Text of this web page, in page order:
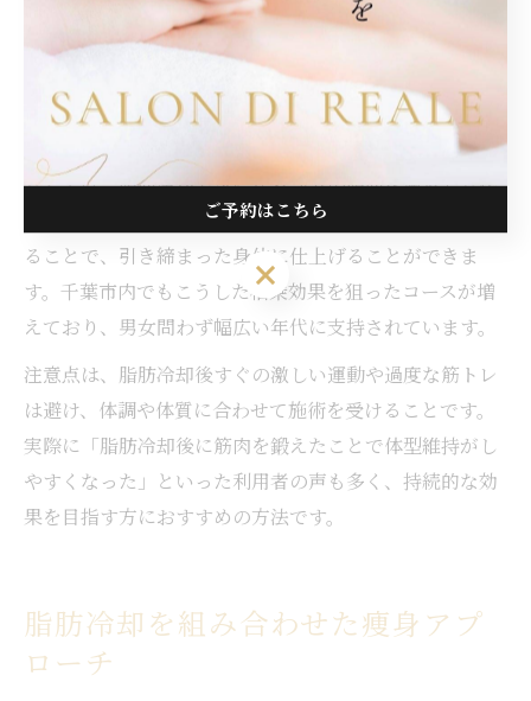
脂肪冷却は脂肪細胞のみを冷却し、体外へ排出を促すこ
とでリバウンドしにくい体づくりに貢献します。この施
術と筋肉強化メニューを組み合わせることで、より美し
いボディラインを目指すことが可能です。
たとえば、脂肪冷却で気になる部分の脂肪を減らした後
に、EMS（電気刺激）やラジオ派で筋肉を刺激・強化す
ることで、引き締まった身体に仕上げることができま
す。千葉市内でもこうした相乗効果を狙ったコースが増
えており、男女問わず幅広い年代に支持されています。
注意点は、脂肪冷却後すぐの激しい運動や過度な筋トレ
は避け、体調や体質に合わせて施術を受けることです。
実際に「脂肪冷却後に筋肉を鍛えたことで体型維持がし
やすくなった」といった利用者の声も多く、持続的な効
果を目指す方におすすめの方法です。
脂肪冷却を組み合わせた痩身アプ
ローチ
ご予約はこちら
ご予約はこちら